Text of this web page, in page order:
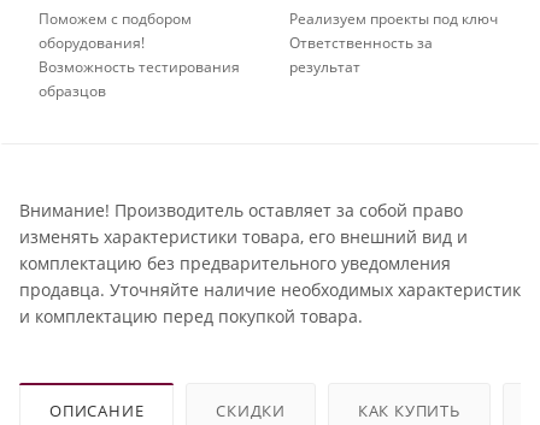
Поможем с подбором
оборудования!
Возможность тестирования
образцов
Реализуем проекты под ключ
Ответственность за
результат
Внимание! Производитель оставляет за собой право
изменять характеристики товара, его внешний вид и
комплектацию без предварительного уведомления
продавца. Уточняйте наличие необходимых характеристик
и комплектацию перед покупкой товара.
ОПИСАНИЕ СКИДКИ КАК КУПИТЬ